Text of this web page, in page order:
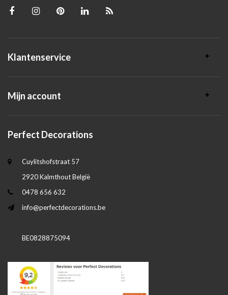
Klantenservice
Mijn account
Perfect Decorations
Cuylitshofstraat 57
2920 Kalmthout België
0478 656 632
info@perfectdecorations.be
BE0828875094